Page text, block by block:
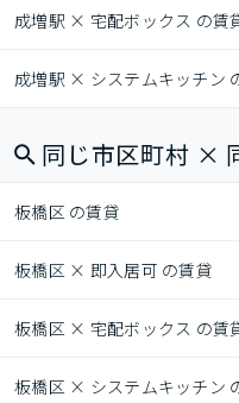
成増駅 × 宅配ボックス の賃
成増駅 × システムキッチン
同じ市区町村 ×
板橋区 の賃貸
板橋区 × 即入居可 の賃貸
板橋区 × 宅配ボックス の賃
板橋区 × システムキッチン